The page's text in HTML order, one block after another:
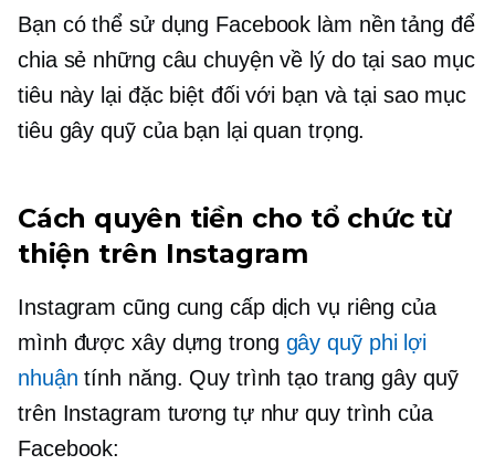
Bạn có thể sử dụng Facebook làm nền tảng để
chia sẻ những câu chuyện về lý do tại sao mục
tiêu này lại đặc biệt đối với bạn và tại sao mục
tiêu gây quỹ của bạn lại quan trọng.
Cách quyên tiền cho tổ chức từ
thiện trên Instagram
Instagram cũng cung cấp dịch vụ riêng của
mình được xây dựng trong gây quỹ phi lợi
nhuận tính năng. Quy trình tạo trang gây quỹ
trên Instagram tương tự như quy trình của
Facebook: